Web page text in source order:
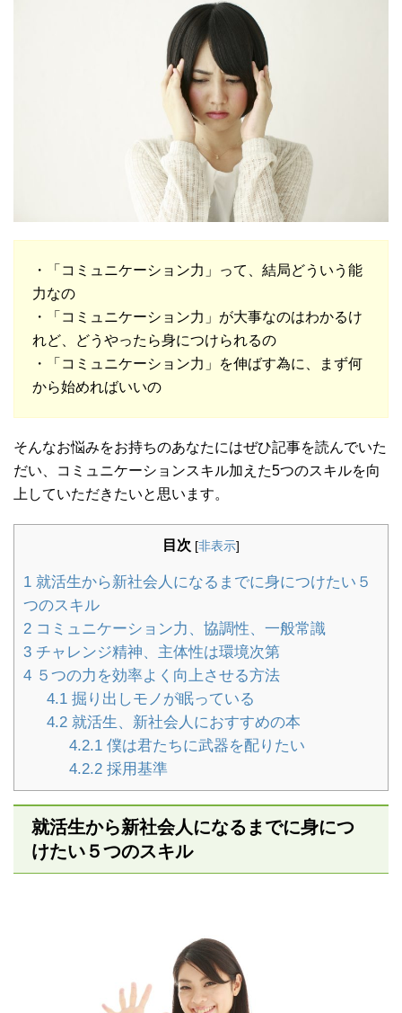
・「コミュニケーション力」って、結局どういう能
力なの
・「コミュニケーション力」が大事なのはわかるけ
れど、どうやったら身につけられるの
・「コミュニケーション力」を伸ばす為に、まず何
から始めればいいの
そんなお悩みをお持ちのあなたにはぜひ記事を読んでいた
だい、コミュニケーションスキル加えた5つのスキルを向
上していただきたいと思います。
目次 [非表示]
1 就活生から新社会人になるまでに身につけたい５
つのスキル
2 コミュニケーション力、協調性、一般常識
3 チャレンジ精神、主体性は環境次第
4 ５つの力を効率よく向上させる方法
4.1掘り出しモノが眠っている
4.2就活生、新社会人におすすめの本
4.2.1 僕は君たちに武器を配りたい
4.2.2 採用基準
就活生から新社会人になるまでに身につ
けたい５つのスキル